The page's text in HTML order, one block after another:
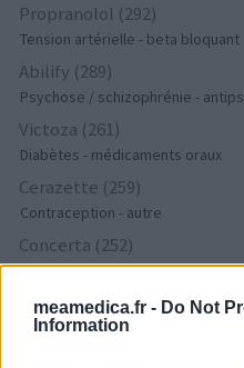
meamedica.fr - Do Not
Information
Propranolol (292)
Tension artérielle - beta bloquant
Abilify (289)
Psychose / schizophrénie -
Victoza (261)
Diabètes - médicaments oraux
Cerazette (259)
Contraception - autre
Concerta (252)
ADHD - psychostimulants
Roaccutane (245)
Acné